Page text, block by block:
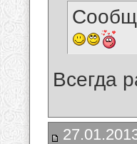
Всегда